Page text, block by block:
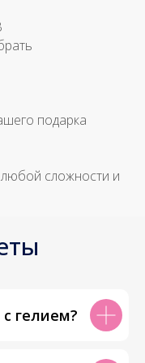
подарка
сложности и
гелием?